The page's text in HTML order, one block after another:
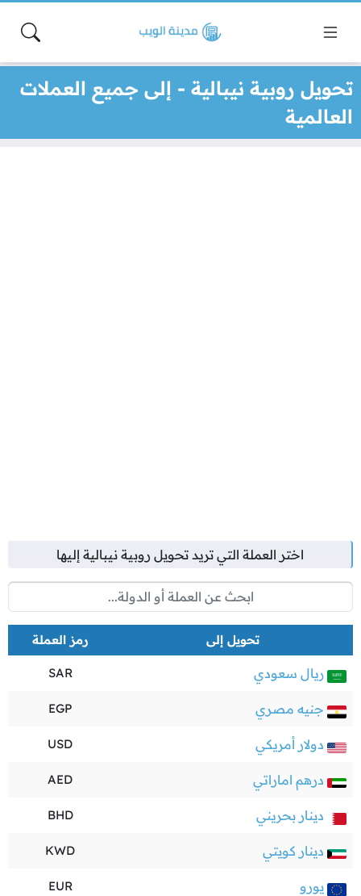
تحويل روبية نيبالية - إلى جميع العملات
العالمية
اختر العملة التي تريد تحويل روبية نيبالية إليها
تحويل إلى رمز العملة
ريال سعودي SAR
جنيه مصري EGP
دولار أمريكي USD
درهم اماراتي AED
دينار بحريني BHD
دينار كويتي KWD
يورو EUR